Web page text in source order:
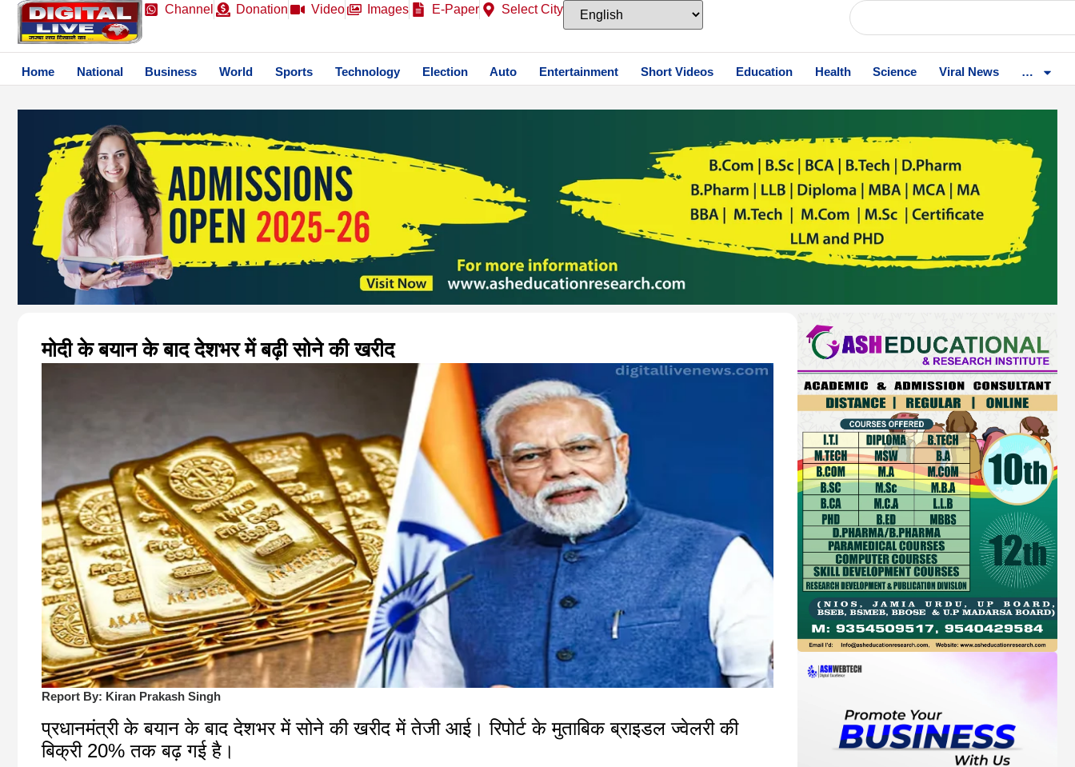
Channel Donation Video Images E-Paper Select City
Home National Business World Sports Technology Election Auto Entertainment Short Videos Education Health Science Viral News …
मोदी के बयान के बाद देशभर में बढ़ी सोने की खरीद
Report By: Kiran Prakash Singh
प्रधानमंत्री के बयान के बाद देशभर में सोने की खरीद में तेजी आई। रिपोर्ट के मुताबिक ब्राइडल ज्वेलरी की
बिक्री 20% तक बढ़ गई है।